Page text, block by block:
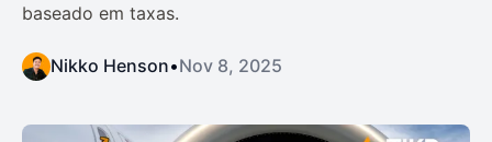
baseado em taxas.
Nikko Henson•Nov 8, 2025